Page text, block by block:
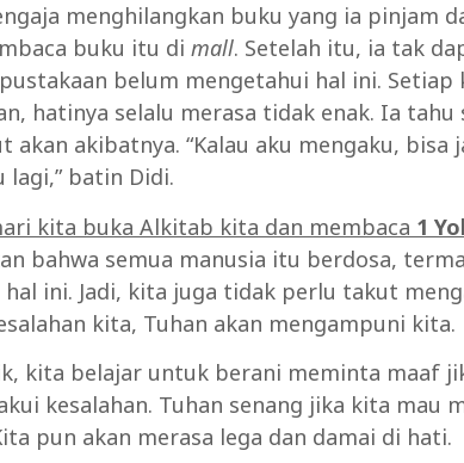
menghilangkan buku yang ia pinjam
buku itu di mall. Setelah itu, ia tak
belum mengetahui hal ini. Setiap
hatinya selalu merasa tidak enak. Ia tahu
akan akibatnya. “Kalau aku mengaku, bisa
lagi,” batin Didi.
kita buka Alkitab kita dan membaca 1
bahwa semua manusia itu berdosa,
ini. Jadi, kita juga tidak perlu takut
kita, Tuhan akan mengampuni kita.
kita belajar untuk berani meminta maaf
kesalahan. Tuhan senang jika kita mau
pun akan merasa lega dan damai di hati.